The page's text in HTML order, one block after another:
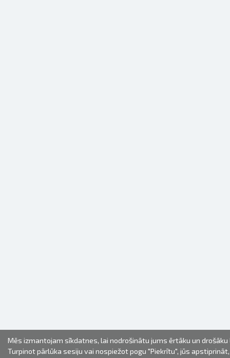
Mēs izmantojam sīkdatnes, lai nodrošinātu jums ērtāku un
Turpinot pārlūka sesiju vai nospiežot pogu "Piekrītu", jūs